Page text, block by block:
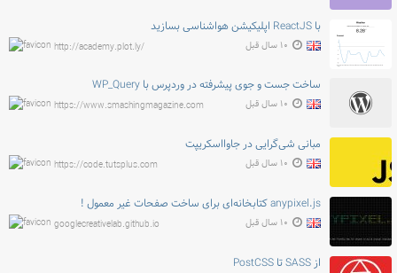
با ReactJS اپلیکیشن هواشناسی بسازید
http://academy.plot.ly/ ۱۰ سال قبل
ساخت جست و جوی پیشرفته در وردپرس با WP_Query
https://www.smashingmagazine.com ۱۰ سال قبل
مبانی شی‌گرایی در جاوااسکریپت
https://code.tutsplus.com ۱۰ سال قبل
anypixel.js کتابخانه‌ای برای ساخت صفحات غیر معمول !
googlecreativelab.github.io ۱۰ سال قبل
از SASS تا PostCSS